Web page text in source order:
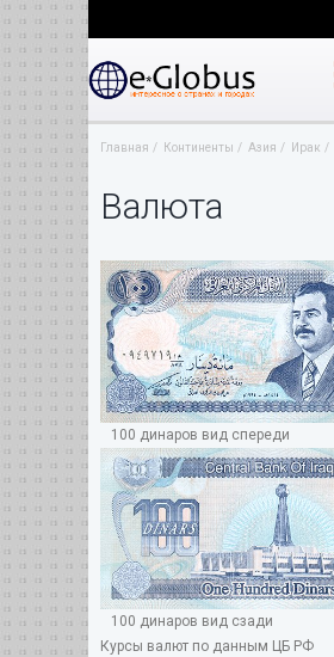
Главная Континенты Азия Ирак
Валюта
100 динаров вид спереди
100 динаров вид сзади
Курсы валют по данным ЦБ РФ